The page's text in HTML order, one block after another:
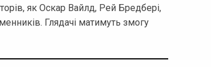
як Оскар Вайлд, Рей Бредбері,
Глядачі матимуть змогу